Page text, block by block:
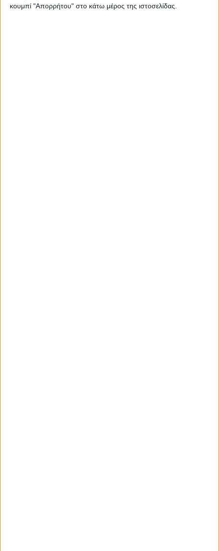
κουμπί "Απορρήτου" στο κάτω μέρος της ιστοσελίδας.